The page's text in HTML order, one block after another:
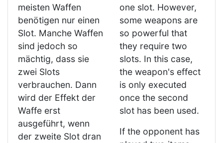
meisten Waffen
benötigen nur einen
Slot. Manche Waffen
sind jedoch so
mächtig, dass sie
zwei Slots
verbrauchen. Dann
wird der Effekt der
Waffe erst
ausgeführt, wenn
der zweite Slot dran
one slot. However,
some weapons are
so powerful that
they require two
slots. In this case,
the weapon's effect
is only executed
once the second
slot has been used.
If the opponent has